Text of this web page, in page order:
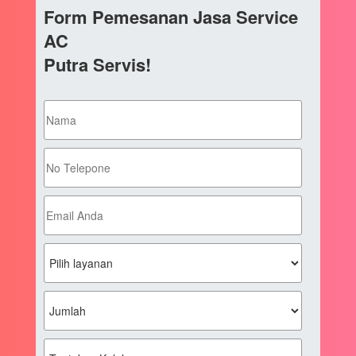
Form Pemesanan Jasa Service
AC
Putra Servis!